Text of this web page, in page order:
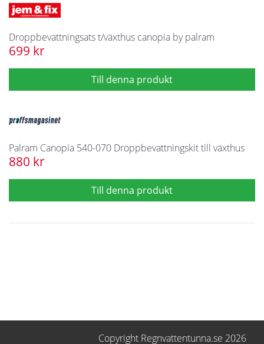
Droppbevattningsats t/växthus canopia by palram
699 kr
Palram Canopia 540-070 Droppbevattningskit till växthus
880 kr
Copyright Regnvattentunna.se 2026